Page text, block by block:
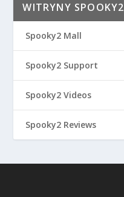
WITRYNY SPOOKY2
Spooky2 Mall
Spooky2 Support
Spooky2 Videos
Spooky2 Reviews